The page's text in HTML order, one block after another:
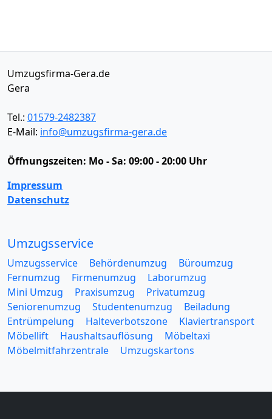
Umzugsfirma-Gera.de
Gera
Tel.: 01579-2482387
E-Mail: info@umzugsfirma-gera.de
Öffnungszeiten: Mo - Sa: 09:00 - 20:00 Uhr
Impressum
Datenschutz
Umzugsservice
Umzugsservice Behördenumzug
Büroumzug
Fernumzug
Firmenumzug
Laborumzug
Mini Umzug
Praxisumzug
Privatumzug
Seniorenumzug
Studentenumzug
Beiladung
Entrümpelung
Halteverbotszone
Klaviertransport
Möbellift
Haushaltsauflösung
Möbeltaxi
Möbelmitfahrzentrale
Umzugskartons